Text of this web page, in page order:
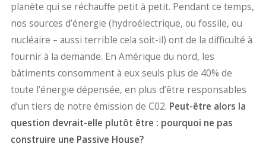
planète qui se réchauffe petit à petit. Pendant ce temps,
nos sources d’énergie (hydroélectrique, ou fossile, ou
nucléaire – aussi terrible cela soit-il) ont de la difficulté à
fournir à la demande. En Amérique du nord, les
bâtiments consomment à eux seuls plus de 40% de
toute l’énergie dépensée, en plus d’être responsables
d’un tiers de notre émission de C02. Peut-être alors la
question devrait-elle plutôt être : pourquoi ne pas
construire une Passive House?